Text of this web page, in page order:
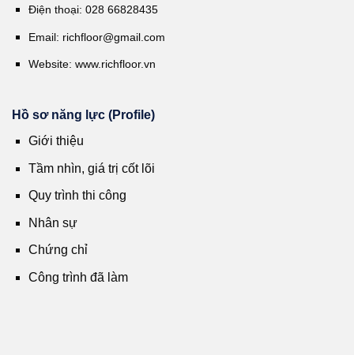
Điện thoại: 028 66828435
Email: richfloor@gmail.com
Website: www.richfloor.vn
Hồ sơ năng lực (Profile)
Giới thiệu
Tầm nhìn, giá trị cốt lõi
Quy trình thi công
Nhân sự
Chứng chỉ
Công trình đã làm